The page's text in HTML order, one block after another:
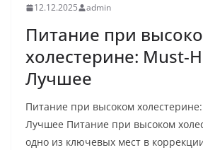
12.12.2025 admin
Питание при
холестерине: Must-
Лучшее
Питание при высоком
Лучшее Питание при высоком
одно из ключевых мест в